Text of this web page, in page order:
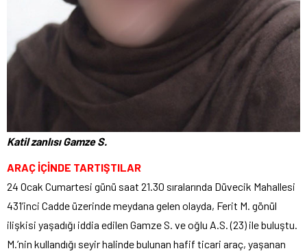
Katil zanlısı Gamze S.
ARAÇ İÇİNDE TARTIŞTILAR
24 Ocak Cumartesi günü saat 21.30 sıralarında Düvecik Mahallesi
431’inci Cadde üzerinde meydana gelen olayda, Ferit M. gönül
ilişkisi yaşadığı iddia edilen Gamze S. ve oğlu A.S. (23) ile buluştu.
M.’nin kullandığı seyir halinde bulunan hafif ticari araç, yaşanan